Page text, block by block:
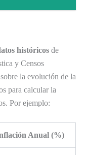
históricos de
y Censos
la evolución de la
para calcular la
Por ejemplo:
Anual (%)